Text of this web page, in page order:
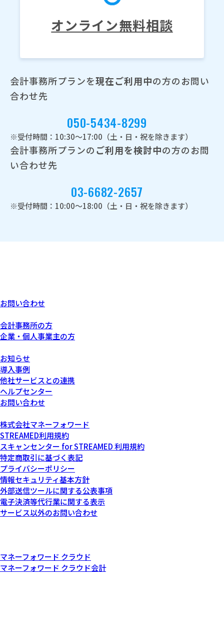
オンライン無料相談
会計事務所プランを現在ご利用中の方のお問い
合わせ先
050-5434-8299
※受付時間：10:30～17:00（土・日・祝を除きます）
会計事務所プランのご利用を検討中の方のお問
い合わせ先
03-6682-2657
※受付時間：10:00～18:00（土・日・祝を除きます）
お問い合わせ
会計事務所の方
企業・個人事業主の方
お知らせ
導入事例
他社サービスとの連携
ヘルプセンター
お問い合わせ
株式会社マネーフォワード
STREAMED利用規約
スキャンセンター for STREAMED 利用規約
特定商取引に基づく表記
プライバシーポリシー
情報セキュリティ基本方針
外部送信ツールに関する公表事項
電子決済等代行業に関する表示
サービス以外のお問い合わせ
マネーフォワード クラウド
マネーフォワード クラウド会計